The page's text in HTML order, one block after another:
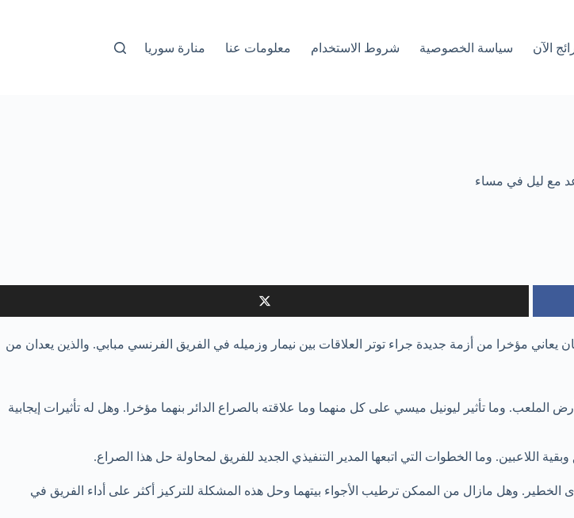
الآن سياسة الخصوصية شروط الاستخدام معلومات عنا منارة سوريا
مع ليل في مساء
مؤخرا من أزمة جديدة جراء توتر العلاقات بين نيمار وزميله في الفريق الفرنسي مبابي. والذين يعدان من
وما تأثير ليونيل ميسي على كل منهما وما علاقته بالصراع الدائر بنهما مؤخرا. وهل له تأثيرات إيجابية
اللاعبين. وما الخطوات التي اتبعها المدير التنفيذي الجديد للفريق لمحاولة حل هذا الصراع.
الخطير. وهل مازال من الممكن ترطيب الأجواء بيتهما وحل هذه المشكلة للتركيز أكثر على أداء الفريق في